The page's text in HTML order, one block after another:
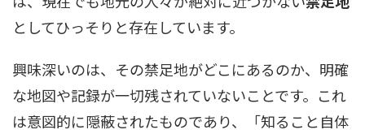
としてひっそりと存在しています。
興味深いのは、その禁足地がどこにあるのか、明確
な地図や記録が一切残されていないことです。これ
は意図的に隠蔽されたものであり、「知ること自体